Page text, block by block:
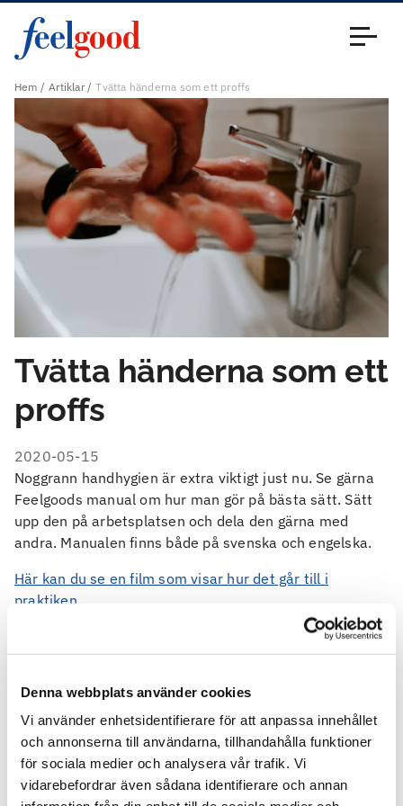
Denna webbplats använder cookies
Vi använder enhetsidentifierare för att anpassa innehållet
och annonserna till användarna, tillhandahålla funktioner
för sociala medier och analysera vår trafik. Vi
vidarebefordrar även sådana identifierare och annan
Hem Artiklar Tvätta händerna som ett proffs
Tvätta händerna som ett
proffs
2020-05-15
Noggrann handhygien är extra viktigt just nu. Se gärna
Feelgoods manual om hur man gör på bästa sätt. Sätt
upp den på arbetsplatsen och dela den gärna med
andra. Manualen finns både på svenska och engelska.
Här kan du se en film som visar hur det går till i
praktiken.
Manual
Tvätta händerna som ett proffs
Wash your hands like a pro (185.27 KB)